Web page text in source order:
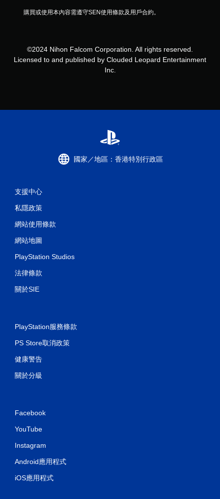
購買或使用本內容需遵守SEN使用條款及用戶合約。
©2024 Nihon Falcom Corporation. All rights reserved.
Licensed to and published by Clouded Leopard Entertainment
Inc.
國家／地區：香港特別行政區
支援中心
私隱政策
網站使用條款
網站地圖
PlayStation Studios
法律條款
關於SIE
PlayStation服務條款
PS Store取消政策
健康警告
關於分級
Facebook
YouTube
Instagram
Android應用程式
iOS應用程式